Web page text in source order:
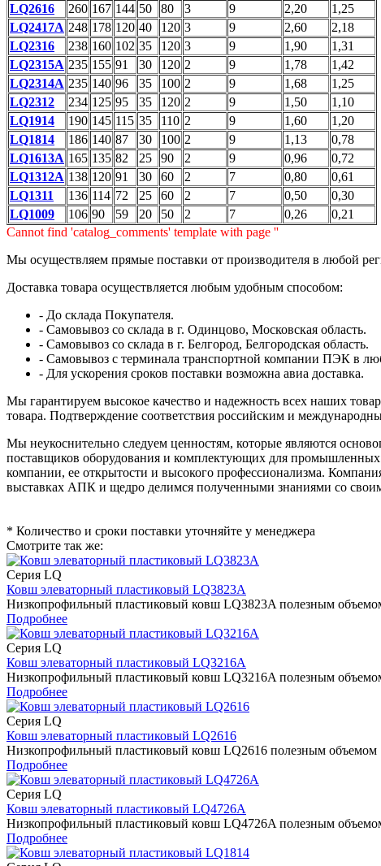
LQ2616
260 167 144 50 80 3 9 2,20
1,25
LQ2417A 248 178 120 40 120 3 9 2,60
2,18
LQ2316
238 160 102 35 120 3 9 1,90
1,31
LQ2315A 235 155 91 30 120 2 9 1,78
1,42
LQ2314A 235 140 96 35 100 2 9 1,68
1,25
LQ2312
234 125 95 35 120 2 9 1,50
1,10
LQ1914
190 145 115 35 110 2 9 1,60
1,20
LQ1814
186 140 87 30 100 2 9 1,13
0,78
LQ1613A 165 135 82 25 90 2 9 0,96
0,72
LQ1312A 138 120 91 30 60 2 7 0,80
0,61
LQ1311
136 114 72 25 60 2 7 0,50
0,30
LQ1009
106 90 59 20 50 2 7 0,26
0,21
Cannot find 'catalog_comments' template with page ''
Мы осуществляем прямые поставки от производителя в любой
Доставка товара осуществляется любым удобным способом:
- До склада Покупателя.
- Самовывоз со склада в г. Одинцово, Московская область.
- Самовывоз со склада в г. Белгород, Белгородская область.
- Самовывоз с терминала транспортной компании ПЭК в
- Для ускорения сроков поставки возможна авиа доставка.
Мы гарантируем высокое качество и надежность всех наших
товара. Подтверждение соответствия российским и
Мы неукоснительно следуем ценностям, которые являются
поставщиков оборудования и комплектующих для промышленных
компании, ее открытости и высокого профессионализма.
выставках АПК и щедро делимся полученными знаниями со
* Количество и сроки поставки уточняйте у менеджера
Смотрите так же:
Серия LQ
Ковш элеваторный пластиковый LQ3823A
Низкопрофильный пластиковый ковш LQ3823A полезным
Подробнее
Серия LQ
Ковш элеваторный пластиковый LQ3216A
Низкопрофильный пластиковый ковш LQ3216A полезным
Подробнее
Серия LQ
Ковш элеваторный пластиковый LQ2616
Низкопрофильный пластиковый ковш LQ2616 полезным
Подробнее
Серия LQ
Ковш элеваторный пластиковый LQ4726A
Низкопрофильный пластиковый ковш LQ4726A полезным
Подробнее